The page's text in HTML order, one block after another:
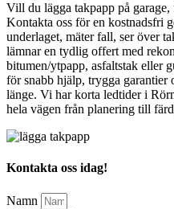
Vill du lägga takpapp på
Kontakta oss för en kostnadsfri
underlaget, mäter fall, ser över
lämnar en tydlig offert med
bitumen/ytpapp, asfaltstak eller
för snabb hjälp, trygga garantier
länge. Vi har korta ledtider i
hela vägen från planering till
Kontakta oss idag!
Namn